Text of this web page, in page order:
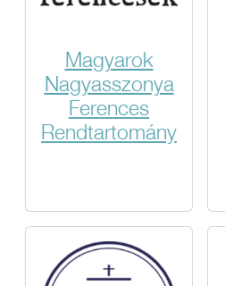
Magyarok
Nagyasszonya
Ferences
Rendtartomány